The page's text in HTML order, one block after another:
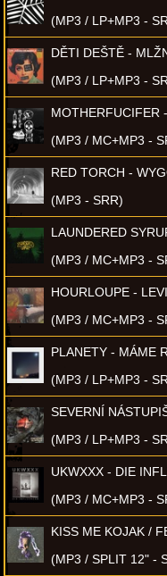
(MP3 / LP+MP3 -
DĚTI DEŠTĚ -
(MP3 / LP+MP3 -
MOTHERFUCIFER
(MP3 / MC+MP3 -
RED TORCH -
(MP3 - SRR)
LAUNDERED
(MP3 / MC+MP3 -
HOURLOUPE -
(MP3 / MC+MP3 -
PLANETY - MÁME
(MP3 / LP+MP3 -
SEVERNÍ
(MP3 / LP+MP3 -
UKWXXX - DIE
(MP3 / MC+MP3 -
KISS ME KOJAK /
(MP3 / SPLIT 12" -